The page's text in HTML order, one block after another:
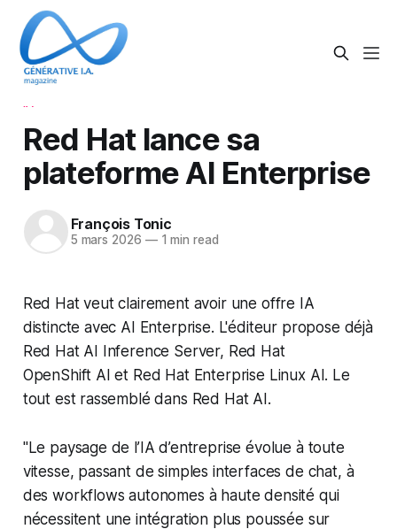
Red Hat lance sa
plateforme AI Enterprise
François Tonic
5 mars 2026 —1 min read
Red Hat veut clairement avoir une offre IA
distincte avec AI Enterprise. L'éditeur propose déjà
Red Hat AI Inference Server, Red Hat
OpenShift AI et Red Hat Enterprise Linux AI. Le
tout est rassemblé dans Red Hat AI.
"Le paysage de l’IA d’entreprise évolue à toute
vitesse, passant de simples interfaces de chat, à
des workflows autonomes à haute densité qui
nécessitent une intégration plus poussée sur